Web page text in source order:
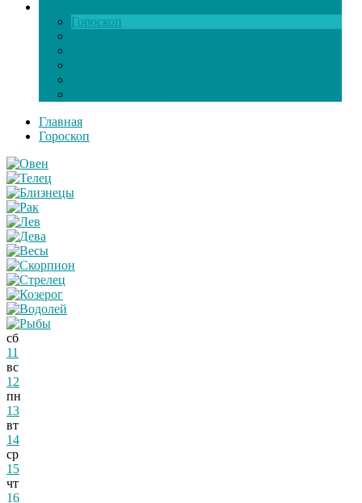
Гороскоп
Главная
Гороскоп
сб
11
вс
12
пн
13
вт
14
ср
15
чт
16